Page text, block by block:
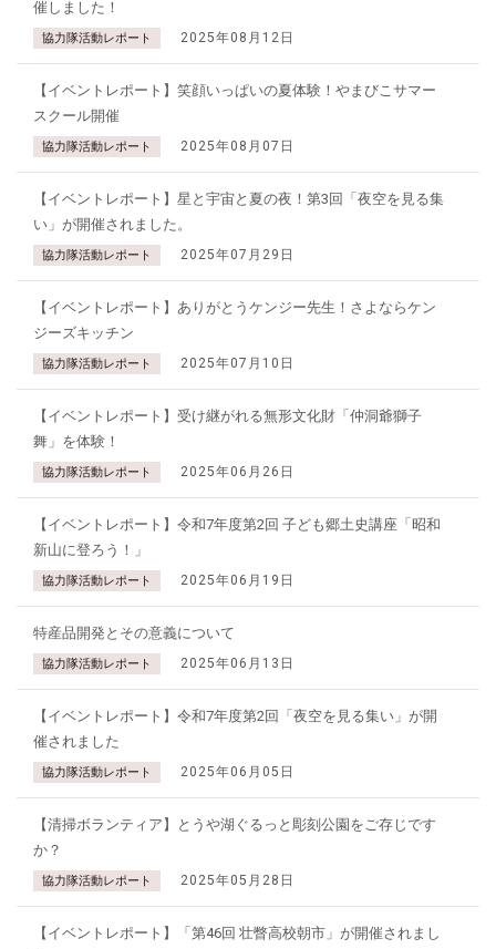
催しました！
協力隊活動レポート 2025年08月12日
【イベントレポート】笑顔いっぱいの夏体験！やまびこサマー
スクール開催
協力隊活動レポート 2025年08月07日
【イベントレポート】星と宇宙と夏の夜！第3回「夜空を見る集
い」が開催されました。
協力隊活動レポート 2025年07月29日
【イベントレポート】ありがとうケンジー先生！さよならケン
ジーズキッチン
協力隊活動レポート 2025年07月10日
【イベントレポート】受け継がれる無形文化財「仲洞爺獅子
舞」を体験！
協力隊活動レポート 2025年06月26日
【イベントレポート】令和7年度第2回 子ども郷土史講座「昭和
新山に登ろう！」
協力隊活動レポート 2025年06月19日
特産品開発とその意義について
協力隊活動レポート 2025年06月13日
【イベントレポート】令和7年度第2回「夜空を見る集い」が開
催されました
協力隊活動レポート 2025年06月05日
【清掃ボランティア】とうや湖ぐるっと彫刻公園をご存じです
か？
協力隊活動レポート 2025年05月28日
【イベントレポート】「第46回 壮瞥高校朝市」が開催されまし